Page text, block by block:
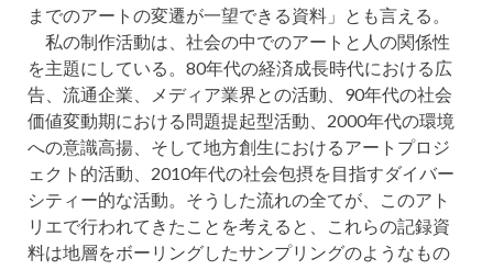
までのアートの変遷が一望できる資料」とも言える。
私の制作活動は、社会の中でのアートと人の関係性
を主題にしている。80年代の経済成長時代における広
告、流通企業、メディア業界との活動、90年代の社会
価値変動期における問題提起型活動、2000年代の環境
への意識高揚、そして地方創生におけるアートプロジ
ェクト的活動、2010年代の社会包摂を目指すダイバー
シティー的な活動。そうした流れの全てが、このアト
リエで行われてきたことを考えると、これらの記録資
料は地層をボーリングしたサンプリングのようなもの